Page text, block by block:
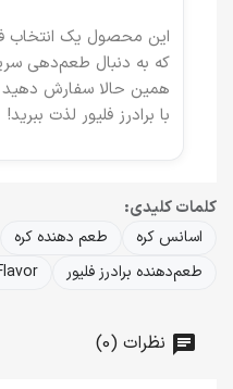
این محصول یک انتخاب
که به دنبال طعم‌دهی
همین حالا سفارش دهید
با برادرز فلیور لذت ببرید!
کلمات کلیدی:
اسانس کره طعم دهنده کره
طعم‌دهنده برادرز فلیور
نظرات (0)